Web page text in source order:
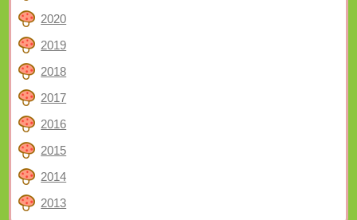
2020
2019
2018
2017
2016
2015
2014
2013